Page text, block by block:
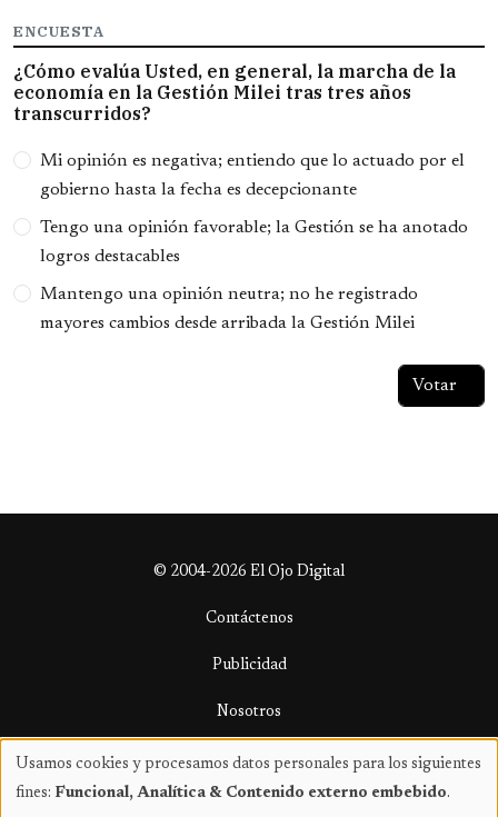
ENCUESTA
¿Cómo evalúa Usted, en general, la marcha de la
economía en la Gestión Milei tras tres años
transcurridos?
Opciones
Mi opinión es negativa; entiendo que lo actuado por el
gobierno hasta la fecha es decepcionante
Tengo una opinión favorable; la Gestión se ha anotado
logros destacables
Mantengo una opinión neutra; no he registrado
mayores cambios desde arribada la Gestión Milei
© 2004-2026 El Ojo Digital
Contáctenos
Publicidad
Nosotros
Términos y condiciones
Uso
Usamos cookies y procesamos datos personales para los siguientes
fines: Funcional, Analítica & Contenido externo embebido.